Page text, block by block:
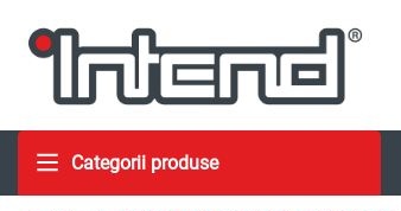
Categorii produse